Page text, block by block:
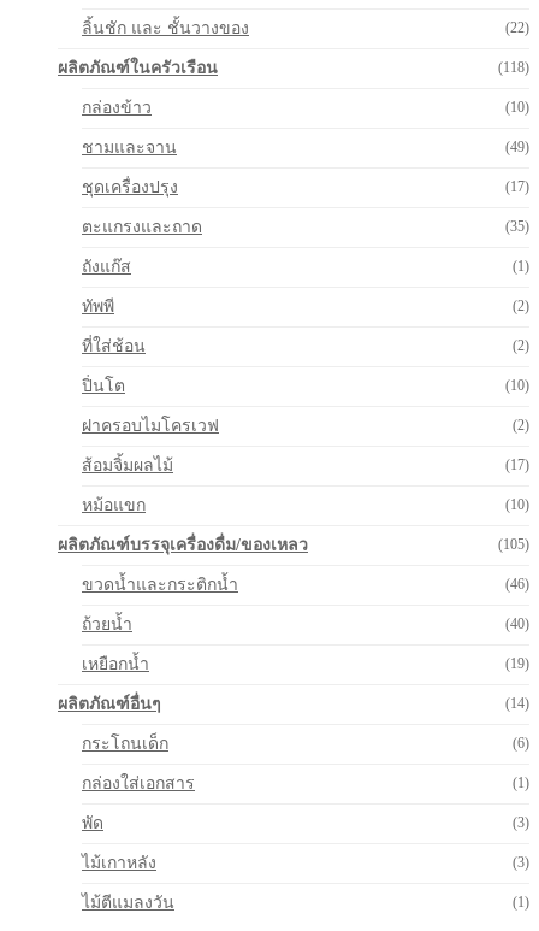
ลิ้นชัก และ ชั้นวางของ (22)
ผลิตภัณฑ์ในครัวเรือน (118)
กล่องข้าว (10)
ชามและจาน (49)
ชุดเครื่องปรุง (17)
ตะแกรงและถาด (35)
ถังแก๊ส (1)
ทัพพี (2)
ที่ใส่ช้อน (2)
ปิ่นโต (10)
ฝาครอบไมโครเวฟ (2)
ส้อมจิ้มผลไม้ (17)
หม้อแขก (10)
ผลิตภัณฑ์บรรจุเครื่องดื่ม/ของเหลว (105)
ขวดน้ำและกระติกน้ำ (46)
ถ้วยน้ำ (40)
เหยือกน้ำ (19)
ผลิตภัณฑ์อื่นๆ (14)
กระโถนเด็ก (6)
กล่องใส่เอกสาร (1)
พัด (3)
ไม้เกาหลัง (3)
ไม้ตีแมลงวัน (1)